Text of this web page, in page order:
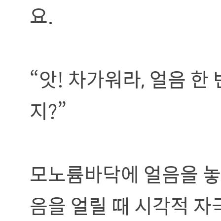
요.
“앗! 차가워라, 얼음 한
지?”
모노륨바닥에 얼음을
음을 얼릴 때 시각적